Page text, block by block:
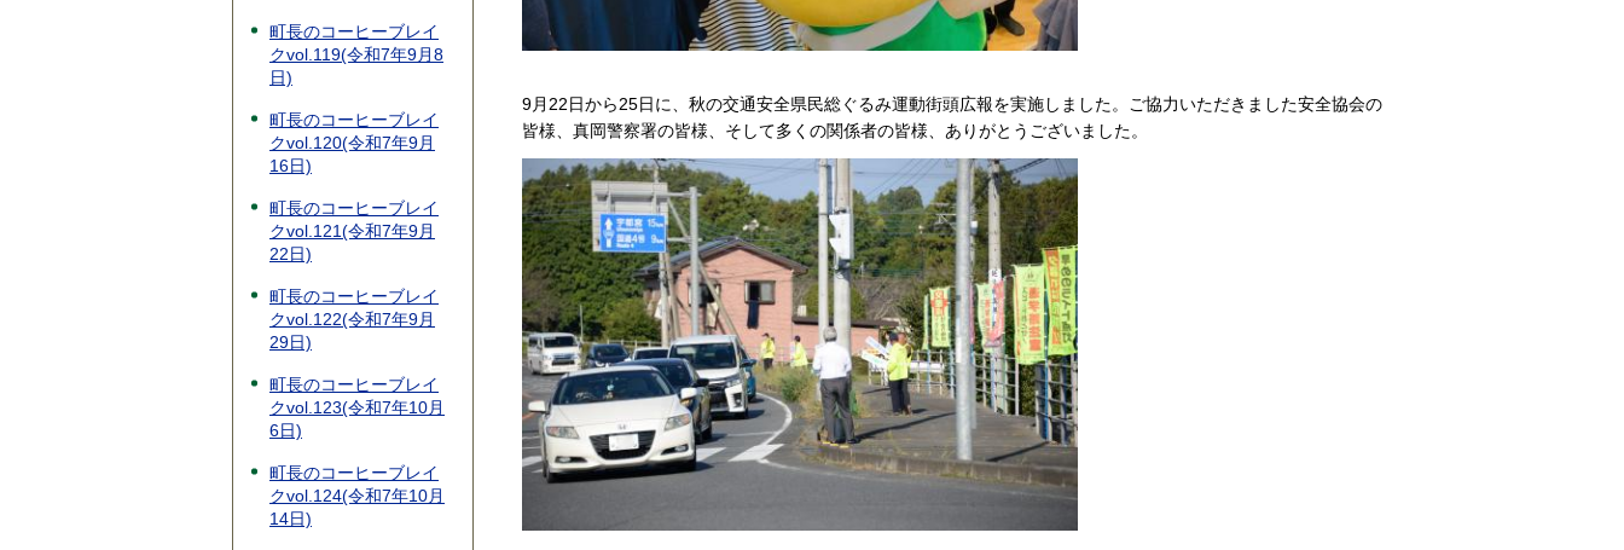
町長のコーヒーブレイ
クvol.119(令和7年9月8
日)
町長のコーヒーブレイ
クvol.120(令和7年9月
16日)
町長のコーヒーブレイ
クvol.121(令和7年9月
22日)
町長のコーヒーブレイ
クvol.122(令和7年9月
29日)
町長のコーヒーブレイ
クvol.123(令和7年10月
6日)
町長のコーヒーブレイ
クvol.124(令和7年10月
14日)
9月22日から25日に、秋の交通安全県民総ぐるみ運動街頭広報を実施しました。ご協力いただきました安全協会の
皆様、真岡警察署の皆様、そして多くの関係者の皆様、ありがとうございました。